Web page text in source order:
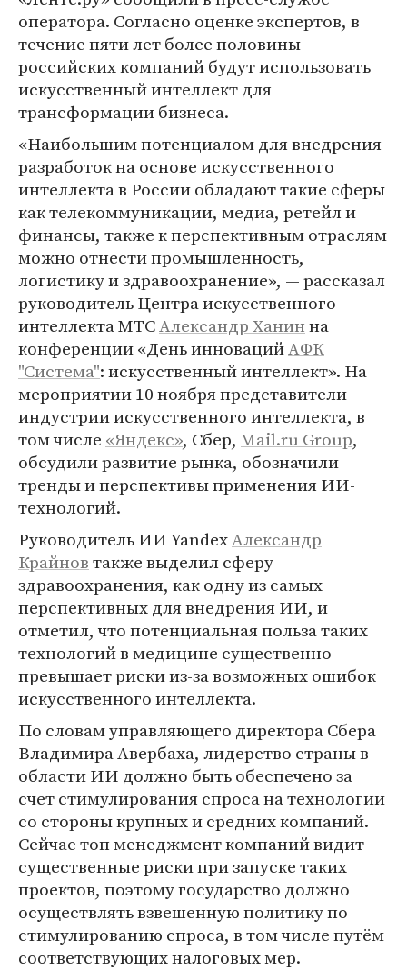
оператора. Согласно оценке экспертов, в
течение пяти лет более половины
российских компаний будут использовать
искусственный интеллект для
трансформации бизнеса.
«Наибольшим потенциалом для внедрения
разработок на основе искусственного
интеллекта в России обладают такие сферы
как телекоммуникации, медиа, ретейл и
финансы, также к перспективным отраслям
можно отнести промышленность,
логистику и здравоохранение», — рассказал
руководитель Центра искусственного
интеллекта МТСАлександр Ханинна
конференции «День инновацийАФК
"Система": искусственный интеллект». На
мероприятии 10 ноября представители
индустрии искусственного интеллекта, в
том числе «Яндекс», Сбер, Mail.ru Group,
обсудили развитие рынка, обозначили
тренды и перспективы применения ИИ-
технологий.
Руководитель ИИ YandexАлександр
Крайновтакже выделил сферу
здравоохранения, как одну из самых
перспективных для внедрения ИИ, и
отметил, что потенциальная польза таких
технологий в медицине существенно
превышает риски из-за возможных ошибок
искусственного интеллекта.
По словам управляющего директора Сбера
Владимира Авербаха, лидерство страны в
области ИИ должно быть обеспечено за
счет стимулирования спроса на технологии
со стороны крупных и средних компаний.
Сейчас топ менеджмент компаний видит
существенные риски при запуске таких
проектов, поэтому государство должно
осуществлять взвешенную политику по
стимулированию спроса, в том числе путём
соответствующих налоговых мер.